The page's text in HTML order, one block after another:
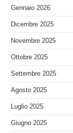
Gennaio 2026
Dicembre 2025
Novembre 2025
Ottobre 2025
Settembre 2025
Agosto 2025
Luglio 2025
Giugno 2025